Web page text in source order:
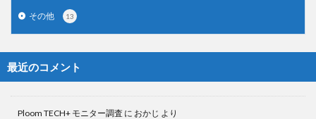
その他 13
最近のコメント
Ploom TECH+ モニター調査 に おかじ より